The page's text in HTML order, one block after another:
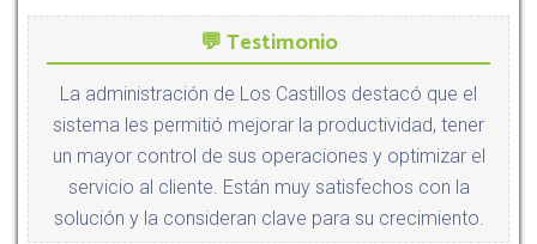
💬 Testimonio
La administración de Los Castillos destacó que el
sistema les permitió mejorar la productividad, tener
un mayor control de sus operaciones y optimizar el
servicio al cliente. Están muy satisfechos con la
solución y la consideran clave para su crecimiento.